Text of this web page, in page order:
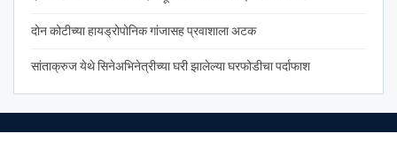
दोन कोटीच्या हायड्रोपोनिक गांजासह प्रवाशाला अटक
सांताक्रुज येथे सिनेअभिनेत्रीच्या घरी झालेल्या घरफोडीचा पर्दाफाश